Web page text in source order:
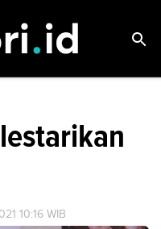
10:16 WIB